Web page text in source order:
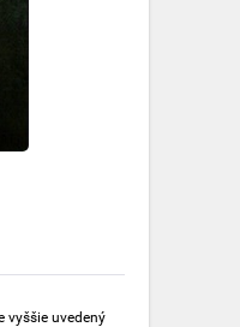
vyššie uvedený